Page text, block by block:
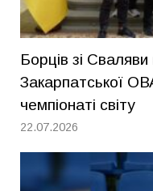
Борців зі
Закарпатської
чемпіонаті світу
22.07.2026